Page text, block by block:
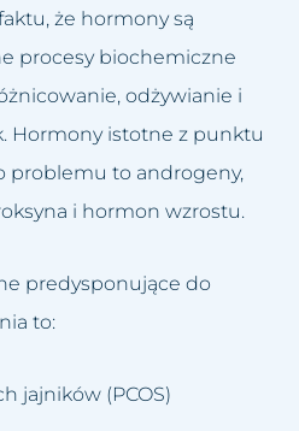
skóry głowy
łez
że hormony są
procesy biochemiczne
odżywianie i
Hormony istotne z punktu
problemu to androgeny,
i hormon wzrostu.
predysponujące do
to:
jajników (PCOS)